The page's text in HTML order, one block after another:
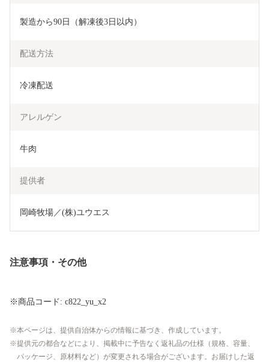
製造から90日（解凍後3日以内）
配送方法
冷凍配送
アレルゲン
牛肉
提供者
岡崎牧場／(株)ユウエス
注意事項・その他
※商品コード: c822_yu_x2
本ページは、提供自治体からの情報に基づき、作成しています。
提供元の都合などにより、掲載中に予告なく返礼品の仕様（規格、容量、
パッケージ、原材料など）が変更される場合がございます。お届けした返